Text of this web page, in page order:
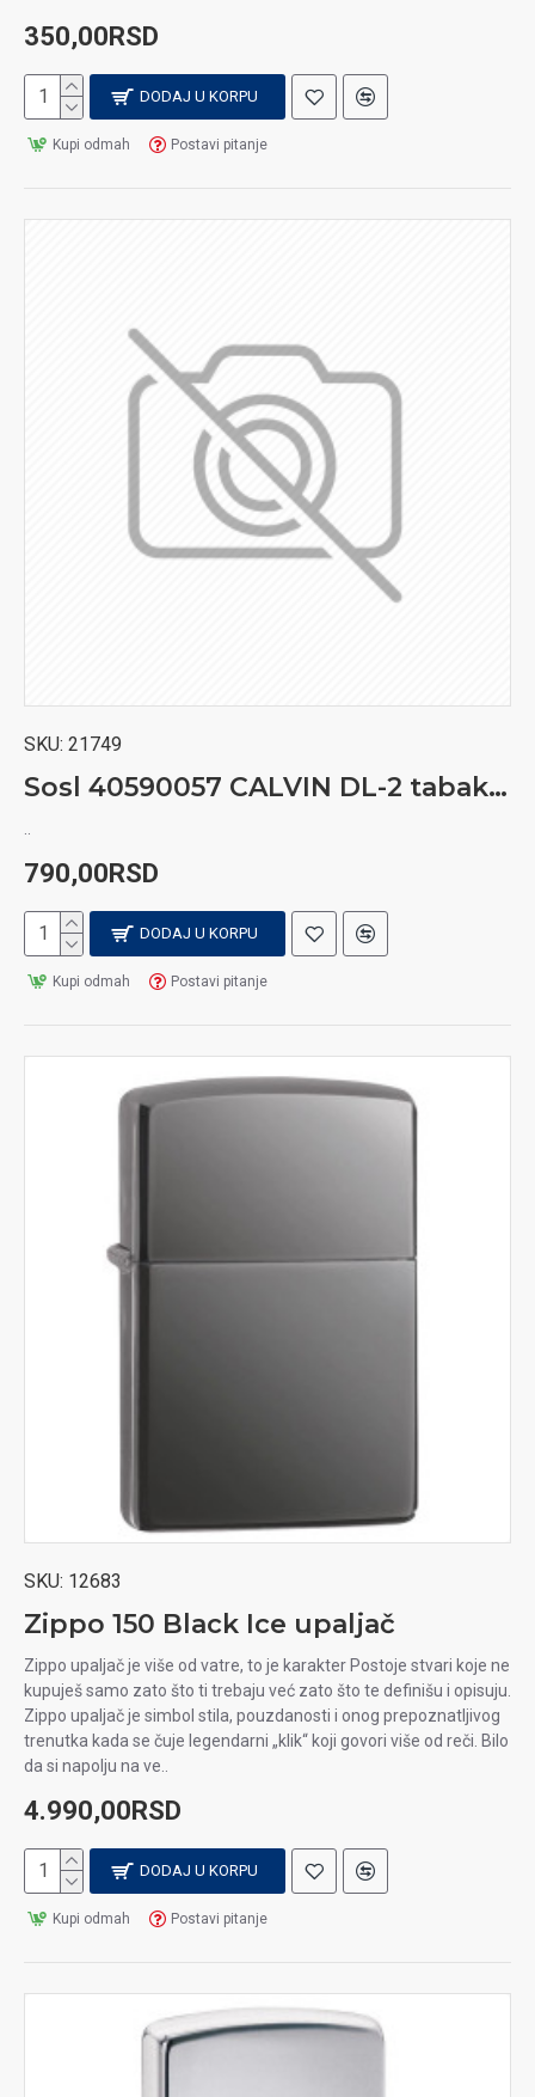
350,00RSD
DODAJ U KORPU
Kupi odmah Postavi pitanje
SKU: 21749
Sosl 40590057 CALVIN DL-2 tabakera
790,00RSD
DODAJ U KORPU
Kupi odmah Postavi pitanje
SKU: 12683
Zippo 150 Black Ice upaljač
Zippo upaljač je više od vatre, to je karakter Postoje stvari koje ne
kupuješ samo zato što ti trebaju već zato što te definišu i opisuju.
Zippo upaljač je simbol stila, pouzdanosti i onog prepoznatljivog
trenutka kada se čuje legendarni „klik“ koji govori više od reči. Bilo
da si napolju na ve..
4.990,00RSD
DODAJ U KORPU
Kupi odmah Postavi pitanje